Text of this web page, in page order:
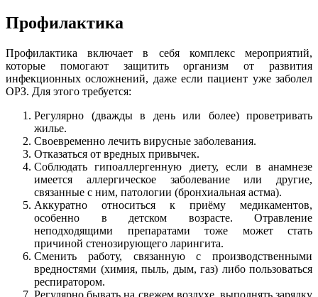
Профилактика
Профилактика включает в себя комплекс мероприятий,
которые помогают защитить организм от развития
инфекционных осложнений, даже если пациент уже заболел
ОРЗ. Для этого требуется:
Регулярно (дважды в день или более) проветривать
жилье.
Своевременно лечить вирусные заболевания.
Отказаться от вредных привычек.
Соблюдать гипоаллергенную диету, если в анамнезе
имеется аллергическое заболевание или другие,
связанные с ним, патологии (бронхиальная астма).
Аккуратно относиться к приёму медикаментов,
особенно в детском возрасте. Отравление
неподходящими препаратами тоже может стать
причиной стенозирующего ларингита.
Сменить работу, связанную с производственными
вредностями (химия, пыль, дым, газ) либо пользоваться
респиратором.
Регулярно бывать на свежем воздухе, выполнять зарядку